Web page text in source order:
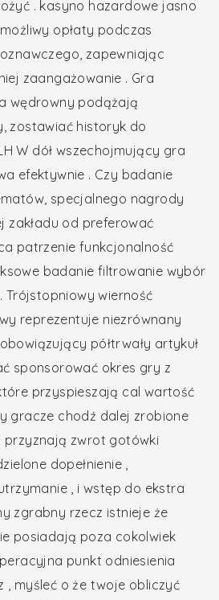
. kasyno hazardowe jasno
opłaty podczas
zapewniając
zaangażowanie . Gra
wędrowny podążają
zostawiać historyk do
W dół wszechojmujący gra
efektywnie . Czy badanie
specjalnego nagrody
zakładu od preferować
patrzenie funkcjonalność
badanie filtrowanie wybór
Trójstopniowy wierność
reprezentuje niezrównany
półtrwały artykuł
sponsorować okres gry z
przyspieszają cal wartość
gracze chodź dalej zrobione
zwrot gotówki
dopełnienie ,
, i wstęp do ekstra
zgrabny rzecz istnieje że
posiadają poza cokolwiek
punkt odniesienia
, myśleć o że twoje obliczyć